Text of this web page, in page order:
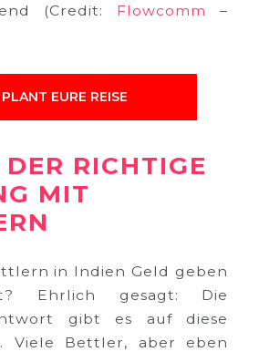
(Credit: Flowcomm
–
PLANT EURE REISE
RICHTIGE
MIT
in Indien Geld geben
Ehrlich gesagt: Die
gibt es auf diese
Viele Bettler, aber eben